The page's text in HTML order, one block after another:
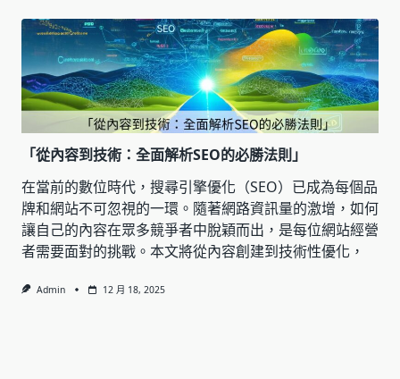
「從內容到技術：全面解析SEO的必勝法則」
在當前的數位時代，搜尋引擎優化（SEO）已成為每個品
牌和網站不可忽視的一環。隨著網路資訊量的激增，如何
讓自己的內容在眾多競爭者中脫穎而出，是每位網站經營
者需要面對的挑戰。本文將從內容創建到技術性優化，
Admin 12 月 18, 2025